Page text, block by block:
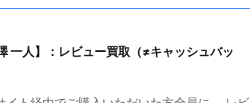
一人】：レビュー買取（≠キャッシュバッ